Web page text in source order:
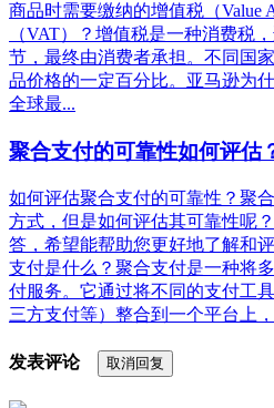
商品时需要缴纳的增值税（Value
（VAT）？增值税是一种消费税
节，最终由消费者承担。不同国
品价格的一定百分比。亚马逊为
全球最...
聚合支付的可靠性如何评估
如何评估聚合支付的可靠性？聚
方式，但是如何评估其可靠性呢
答，希望能帮助您更好地了解和
支付是什么？聚合支付是一种将
付服务。它通过将不同的支付工
三方支付等）整合到一个平台上
发表评论 取消回复